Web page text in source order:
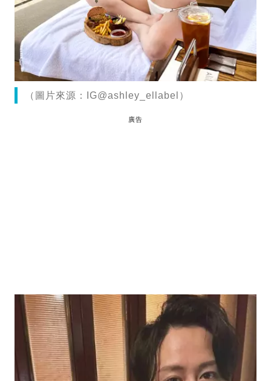
（圖片來源：IG@ashley_ellabel）
廣告